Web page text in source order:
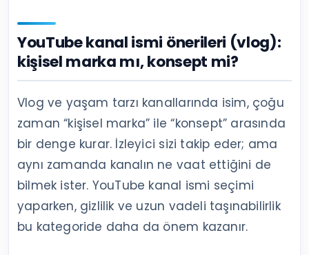
YouTube kanal ismi önerileri (vlog):
kişisel marka mı, konsept mi?
Vlog ve yaşam tarzı kanallarında isim, çoğu
zaman “kişisel marka” ile “konsept” arasında
bir denge kurar. İzleyici sizi takip eder; ama
aynı zamanda kanalın ne vaat ettiğini de
bilmek ister. YouTube kanal ismi seçimi
yaparken, gizlilik ve uzun vadeli taşınabilirlik
bu kategoride daha da önem kazanır.